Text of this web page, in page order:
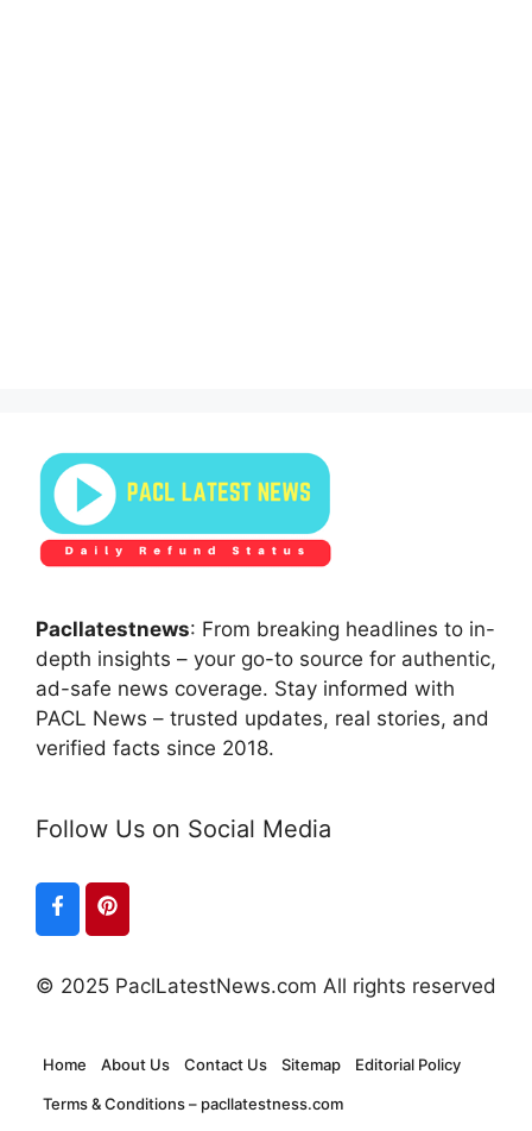
Pacllatestnews: From breaking headlines to in-
depth insights – your go-to source for authentic,
ad-safe news coverage. Stay informed with
PACL News – trusted updates, real stories, and
verified facts since 2018.
Follow Us on Social Media
© 2025 PaclLatestNews.com All rights reserved
Home About Us Contact Us Sitemap Editorial Policy
Terms & Conditions – pacllatestness.com